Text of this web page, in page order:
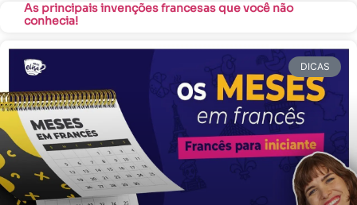
As principais invenções francesas que você não
conhecia!
DICAS